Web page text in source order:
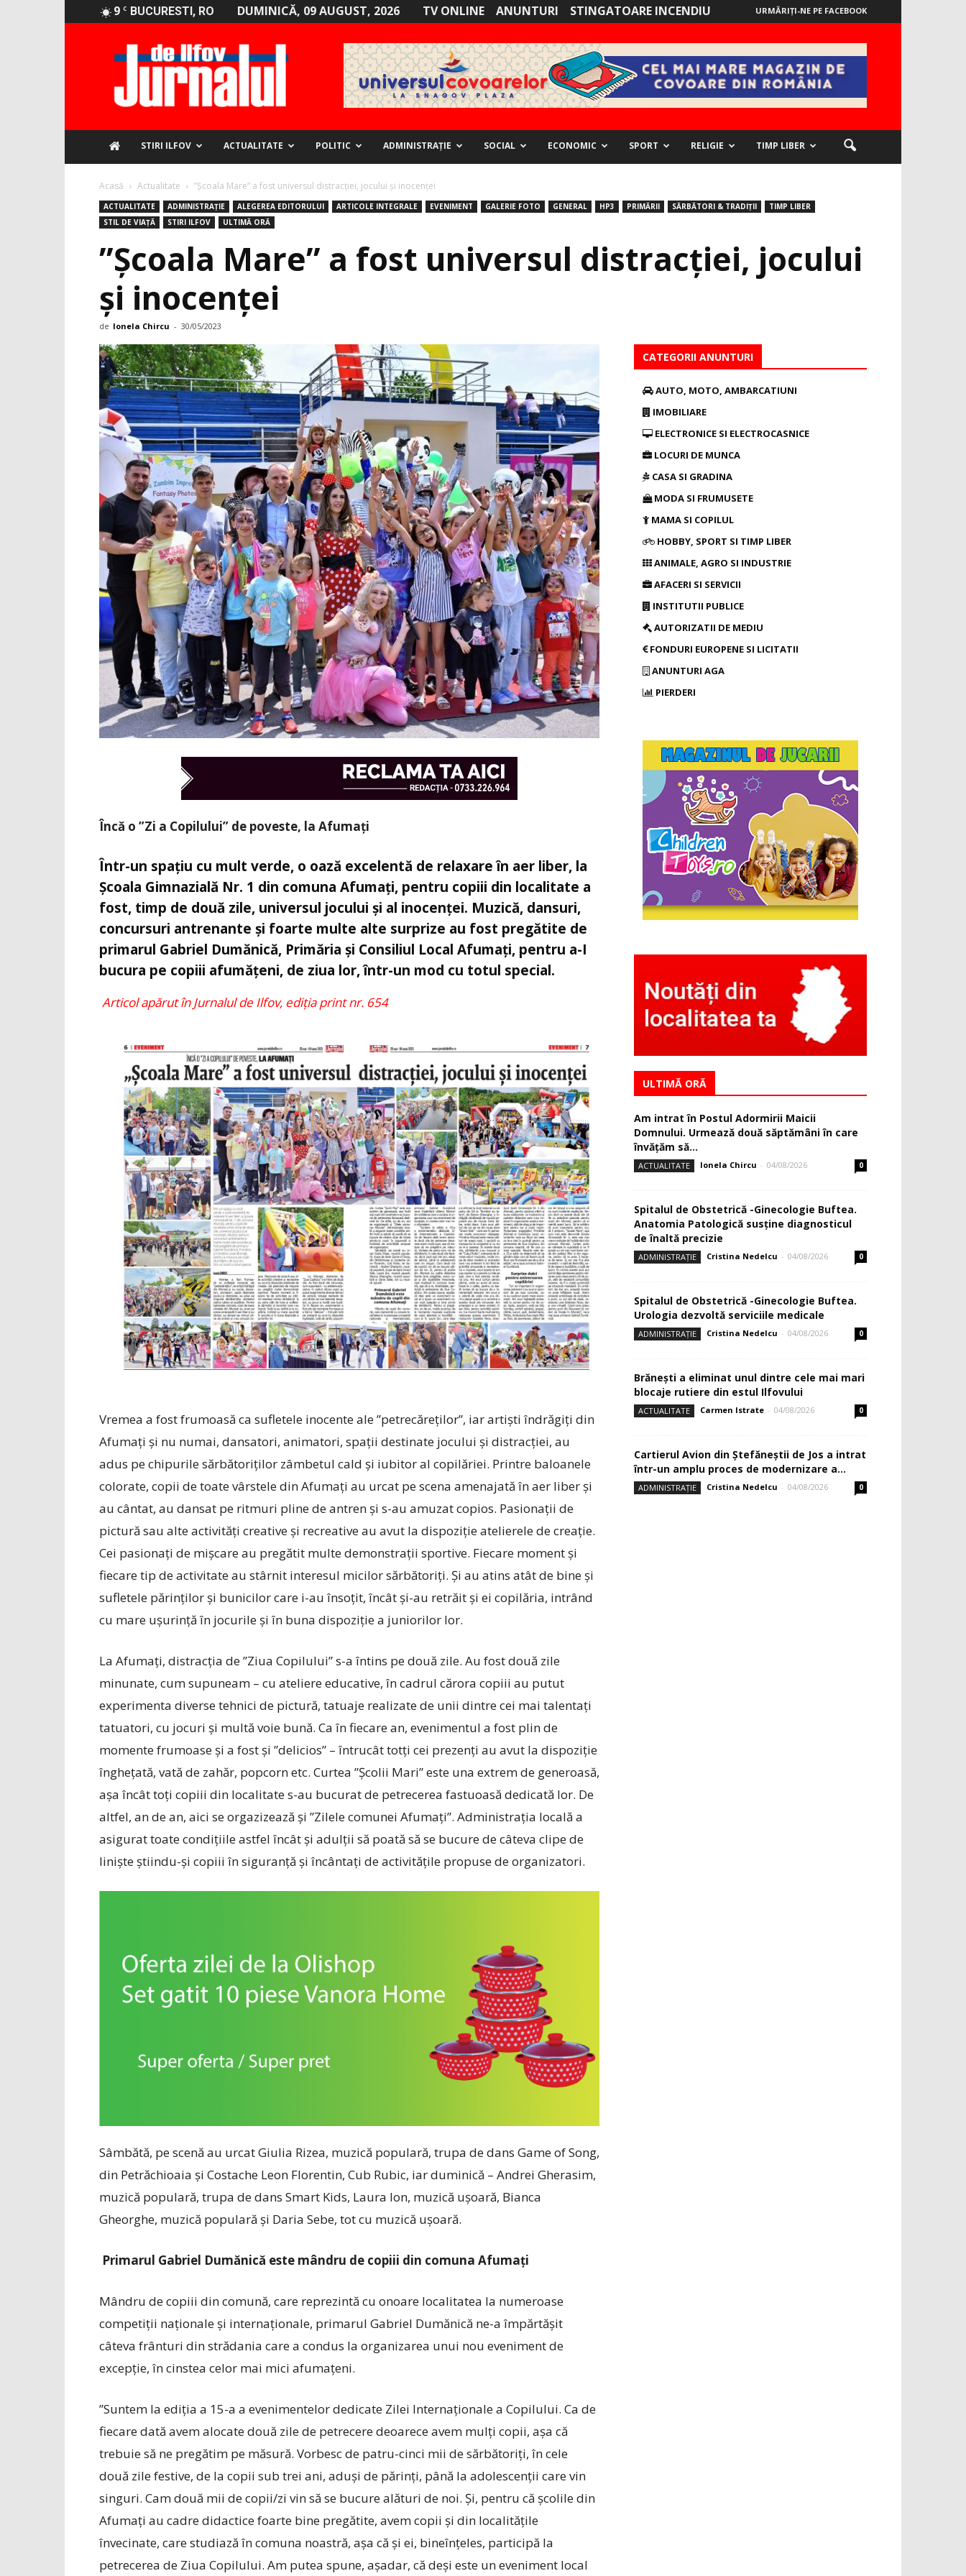
9 C BUCURESTI, RO DUMINICĂ, 09 AUGUST, 2026 TV ONLINE ANUNTURI STINGATOARE INCENDIU URMĂRIȚI-NE PE FACEBOOK
STIRI ILFOV ACTUALITATE POLITIC ADMINISTRAȚIE SOCIAL ECONOMIC SPORT RELIGIE TIMP LIBER
Acasă Actualitate ”Școala Mare” a fost universul distracției, jocului și inocenței
ACTUALITATE ADMINISTRAȚIE ALEGEREA EDITORULUI ARTICOLE INTEGRALE EVENIMENT GALERIE FOTO GENERAL HP3 PRIMĂRII SĂRBĂTORI & TRADIȚII
TIMP LIBER
STIL DE VIAȚĂ
STIRI ILFOV ULTIMĂ ORĂ
”Școala Mare” a fost universul distracției, jocului
și inocenței
de Ionela Chircu - 30/05/2023
Încă o ”Zi a Copilului” de poveste, la Afumați
Într-un spațiu cu mult verde, o oază excelentă de relaxare în aer liber, la
Școala Gimnazială Nr. 1 din comuna Afumați, pentru copiii din localitate a
fost, timp de două zile, universul jocului și al inocenței. Muzică, dansuri,
concursuri antrenante și foarte multe alte surprize au fost pregătite de
primarul Gabriel Dumănică, Primăria și Consiliul Local Afumați, pentru a-I
bucura pe copiii afumățeni, de ziua lor, într-un mod cu totul special.
Articol apărut în Jurnalul de Ilfov, ediția print nr. 654
Vremea a fost frumoasă ca sufletele inocente ale ”petrecăreților”, iar artiști îndrăgiți din
Afumați și nu numai, dansatori, animatori, spații destinate jocului și distracției, au
adus pe chipurile sărbătoriților zâmbetul cald și iubitor al copilăriei. Printre baloanele
colorate, copii de toate vârstele din Afumați au urcat pe scena amenajată în aer liber și
au cântat, au dansat pe ritmuri pline de antren și s-au amuzat copios. Pasionații de
pictură sau alte activități creative și recreative au avut la dispoziție atelierele de creație.
Cei pasionați de mișcare au pregătit multe demonstrații sportive. Fiecare moment și
fiecare tip de activitate au stârnit interesul micilor sărbătoriți. Și au atins atât de bine și
sufletele părinților și bunicilor care i-au însoțit, încât și-au retrăit și ei copilăria, intrând
cu mare ușurință în jocurile și în buna dispoziție a juniorilor lor.
La Afumați, distracția de ”Ziua Copilului” s-a întins pe două zile. Au fost două zile
minunate, cum supuneam – cu ateliere educative, în cadrul cărora copiii au putut
experimenta diverse tehnici de pictură, tatuaje realizate de unii dintre cei mai talentați
tatuatori, cu jocuri și multă voie bună. Ca în fiecare an, evenimentul a fost plin de
momente frumoase și a fost și ”delicios” – întrucât totți cei prezenți au avut la dispoziție
înghețată, vată de zahăr, popcorn etc. Curtea ”Școlii Mari” este una extrem de generoasă,
așa încât toți copiii din localitate s-au bucurat de petrecerea fastuoasă dedicată lor. De
altfel, an de an, aici se orgazizează și ”Zilele comunei Afumați”. Administrația locală a
asigurat toate condițiile astfel încât și adulții să poată să se bucure de câteva clipe de
liniște știindu-și copiii în siguranță și încântați de activitățile propuse de organizatori.
Sâmbătă, pe scenă au urcat Giulia Rizea, muzică populară, trupa de dans Game of Song,
din Petrăchioaia și Costache Leon Florentin, Cub Rubic, iar duminică – Andrei Gherasim,
muzică populară, trupa de dans Smart Kids, Laura Ion, muzică ușoară, Bianca
Gheorghe, muzică populară și Daria Sebe, tot cu muzică ușoară.
Primarul Gabriel Dumănică este mândru de copiii din comuna Afumați
Mândru de copiii din comună, care reprezintă cu onoare localitatea la numeroase
competiții naționale și internaționale, pri­marul Gabriel Dumănică ne-a împărtășit
câteva frânturi din strădania care a condus la organizarea unui nou eveniment de
excepție, în cinstea celor mai mici afumațeni.
”Suntem la ediția a 15-a a evenimentelor dedicate Zilei Internaționale a Copilului. Ca de
fiecare dată avem alocate două zile de petrecere deoarece avem mulți copii, așa că
trebuie să ne pregătim pe măsură. Vorbesc de patru-cinci mii de sărbătoriți, în cele
două zile festive, de la copii sub trei ani, aduși de părinți, până la adolescenții care vin
singuri. Cam două mii de copii/zi vin să se bucure alături de noi. Și, pentru că școlile din
Afumați au cadre didactice foarte bine pregătite, avem copii și din localitățile
învecinate, care studiază în comuna noastră, așa că și ei, bineînțeles, participă la
petrecerea de Ziua Copilului. Am putea spune, așadar, că deși este un eveniment local
CATEGORII ANUNTURI
AUTO, MOTO, AMBARCATIUNI
IMOBILIARE
ELECTRONICE SI ELECTROCASNICE
LOCURI DE MUNCA
CASA SI GRADINA
MODA SI FRUMUSETE
MAMA SI COPILUL
HOBBY, SPORT SI TIMP LIBER
ANIMALE, AGRO SI INDUSTRIE
AFACERI SI SERVICII
INSTITUTII PUBLICE
AUTORIZATII DE MEDIU
FONDURI EUROPENE SI LICITATII
ANUNTURI AGA
PIERDERI
ULTIMĂ ORĂ
Am intrat în Postul Adormirii Maicii
Domnului. Urmează două săptămâni în care
învăţăm să...
ACTUALITATE Ionela Chircu - 04/08/2026 0
Spitalul de Obstetrică -Ginecologie Buftea.
Anatomia Patologică susţine diagnosticul
de înaltă precizie
ADMINISTRAȚIE Cristina Nedelcu - 04/08/2026 0
Spitalul de Obstetrică -Ginecologie Buftea.
Urologia dezvoltă serviciile medicale
ADMINISTRAȚIE Cristina Nedelcu - 04/08/2026 0
Brănești a eliminat unul dintre cele mai mari
blocaje rutiere din estul Ilfovului
ACTUALITATE Carmen Istrate - 04/08/2026 0
Cartierul Avion din Ştefăneştii de Jos a intrat
într-un amplu proces de modernizare a...
ADMINISTRAȚIE Cristina Nedelcu - 04/08/2026 0